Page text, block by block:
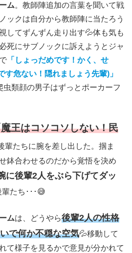
ム。教師陣追加の言葉を聞いて戦
ックは自分から教師陣に当たろう
してずんずん走り出す💦体も気も
死にサブノックに訴えようとジャ
「しょっだめです！かく、せ
す危ない！隠れましょう先輩)」
虫類顔の男子はずっとポーカーフ
王はコソコソしない！民
輩たちに腕を差し出した。掴ま
鉢合わせるのだから覚悟を決め
に後輩2人をぶら下げてダッ
たち･･･😅
ムは、どうやら後輩2人の性格
で何か不穏な空気💦移動して
て様子を見るかで意見が分かれて